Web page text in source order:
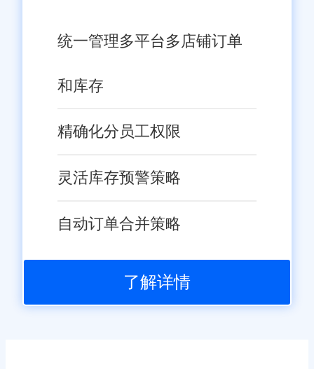
统一管理多平台多店铺订单
和库存
精确化分员工权限
灵活库存预警策略
自动订单合并策略
了解详情